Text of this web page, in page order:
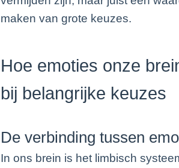
maken van grote keuzes.
Hoe emoties onze
bij belangrijke keuzes
De verbinding tussen
In ons brein is het limbisch